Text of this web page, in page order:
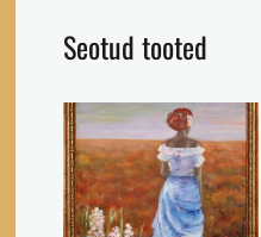
Seotud tooted